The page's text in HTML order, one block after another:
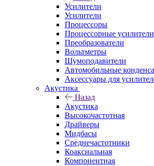
Усилители
Усилители
Процессоры
Процессорные усилители
Преобразователи
Вольтметры
Шумоподавители
Автомобильные
Аксессуары для
Акустика
Назад
Акустика
Высокочастотная
Драйверы
Мидбасы
Среднечастотники
Коаксиальная
Компонентная